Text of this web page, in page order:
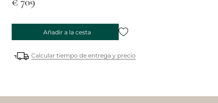
Añadir a la cesta
Calcular tiempo de entrega y precio